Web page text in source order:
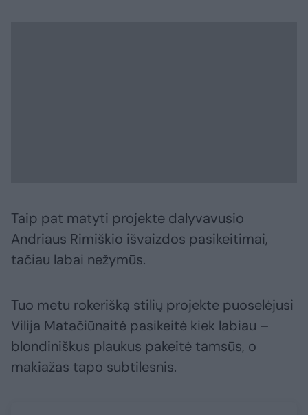
Taip pat matyti projekte dalyvavusio
Andriaus Rimiškio išvaizdos pasikeitimai,
tačiau labai nežymūs.
Tuo metu rokerišką stilių projekte puoselėjusi
Vilija Matačiūnaitė pasikeitė kiek labiau –
blondiniškus plaukus pakeitė tamsūs, o
makiažas tapo subtilesnis.